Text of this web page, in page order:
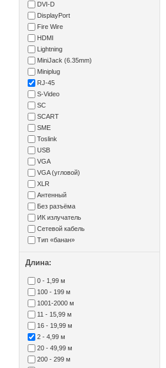
DVI-D
DisplayPort
Fire Wire
HDMI
Lightning
MiniJack (6.35mm)
Miniplug
RJ-45
S-Video
SC
SCART
SME
Toslink
USB
VGA
VGA (угловой)
XLR
Антенный
Без разъёма
ИК излучатель
Сетевой кабель
Тип «банан»
Длина:
0 - 1,99 м
100 - 199 м
1001-2000 м
11 - 15,99 м
16 - 19,99 м
2 - 4,99 м
20 - 49,99 м
200 - 299 м